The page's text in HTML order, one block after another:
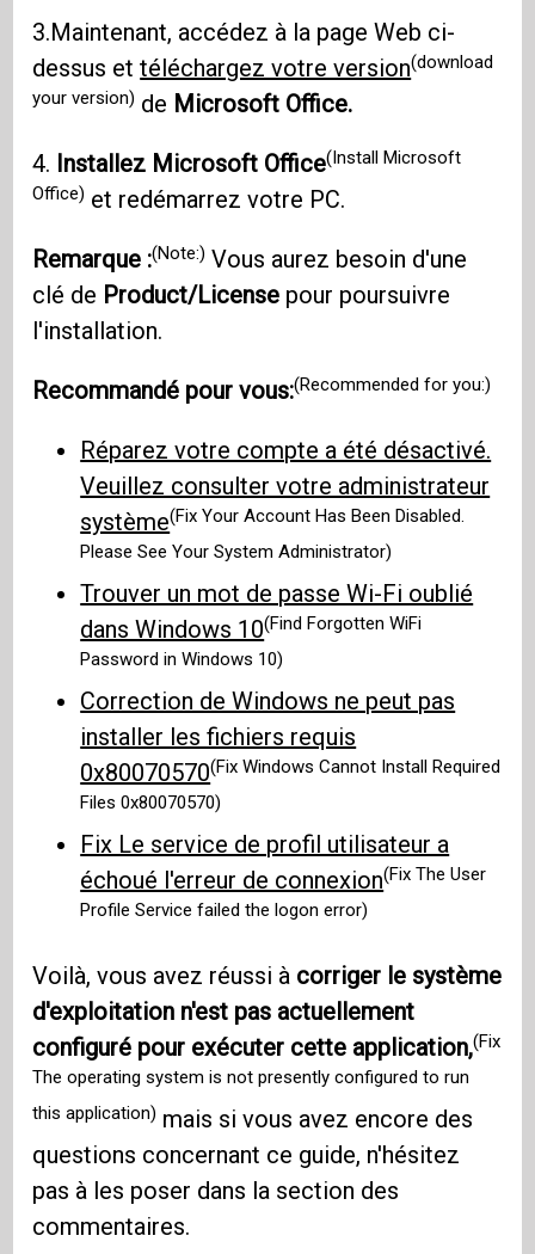
3.Maintenant, accédez à la page Web ci-
dessus ettéléchargez votre version(download
your version) de Microsoft Office.
4. Installez Microsoft Office(Install Microsoft
Office) et redémarrez votre PC.
Remarque :(Note:) Vous aurez besoin d'une
clé de Product/License pour poursuivre
l'installation.
Recommandé pour vous:(Recommended for you:)
Réparez votre compte a été désactivé.
Veuillez consulter votre administrateur
système(Fix Your Account Has Been Disabled.
Please See Your System Administrator)
Trouver un mot de passe Wi-Fi oublié
dans Windows 10(Find Forgotten WiFi
Password in Windows 10)
Correction de Windows ne peut pas
installer les fichiers requis
0x80070570(Fix Windows Cannot Install Required
Files 0x80070570)
Fix Le service de profil utilisateur a
échoué l'erreur de connexion(Fix The User
Profile Service failed the logon error)
Voilà, vous avez réussi à corriger le système
d'exploitation n'est pas actuellement
configuré pour exécuter cette application,(Fix
The operating system is not presently configured to run
this application) mais si vous avez encore des
questions concernant ce guide, n'hésitez
pas à les poser dans la section des
commentaires.